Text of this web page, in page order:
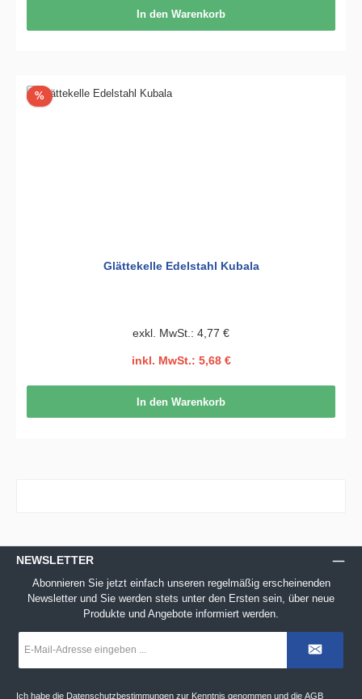
In den Warenkorb
%Rabatt
Glättekelle Edelstahl Kubala
exkl. MwSt.: 4,77 €
inkl. MwSt.: 5,68 €
In den Warenkorb
NEWSLETTER
Abonnieren Sie jetzt einfach unseren regelmäßig erscheinenden
Newsletter und Sie werden stets unter den Ersten sein, über neue
Produkte und Angebote informiert werden.
Mail-
*
Ich habe die Datenschutzbestimmungen zur Kenntnis genommen und die AGB